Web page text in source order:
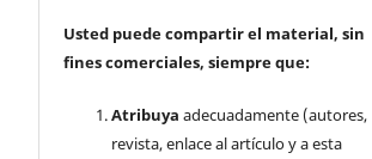
Usted puede compartir el material, sin
fines comerciales, siempre que:
Atribuya adecuadamente (autores,
revista, enlace al artículo y a esta